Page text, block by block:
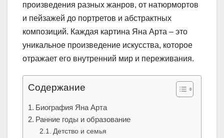
произведения разных жанров, от натюрмортов
и пейзажей до портретов и абстрактных
композиций. Каждая картина Яна Арта – это
уникальное произведение искусства, которое
отражает его внутренний мир и переживания.
Содержание
Биография Яна Арта
Ранние годы и образование
Детство и семья